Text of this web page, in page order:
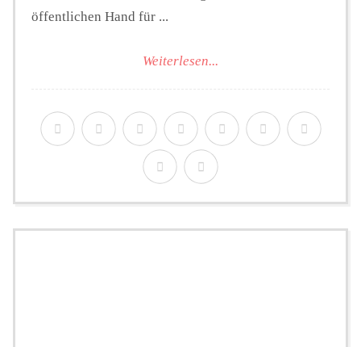
öffentlichen Hand für ...
Weiterlesen...